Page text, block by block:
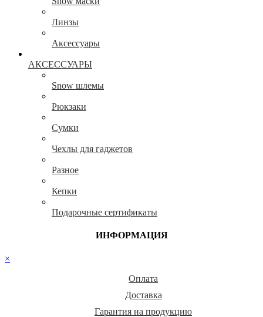
Линзы
Аксессуары
АКСЕССУАРЫ
Snow шлемы
Рюкзаки
Сумки
Чехлы для гаджетов
Разное
Кепки
Подарочные сертификаты
ИНФОРМАЦИЯ
×
Оплата
Доставка
Гарантия на продукцию